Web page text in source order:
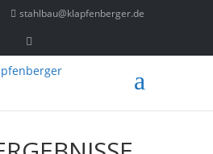
stahlbau@klapfenberger.de